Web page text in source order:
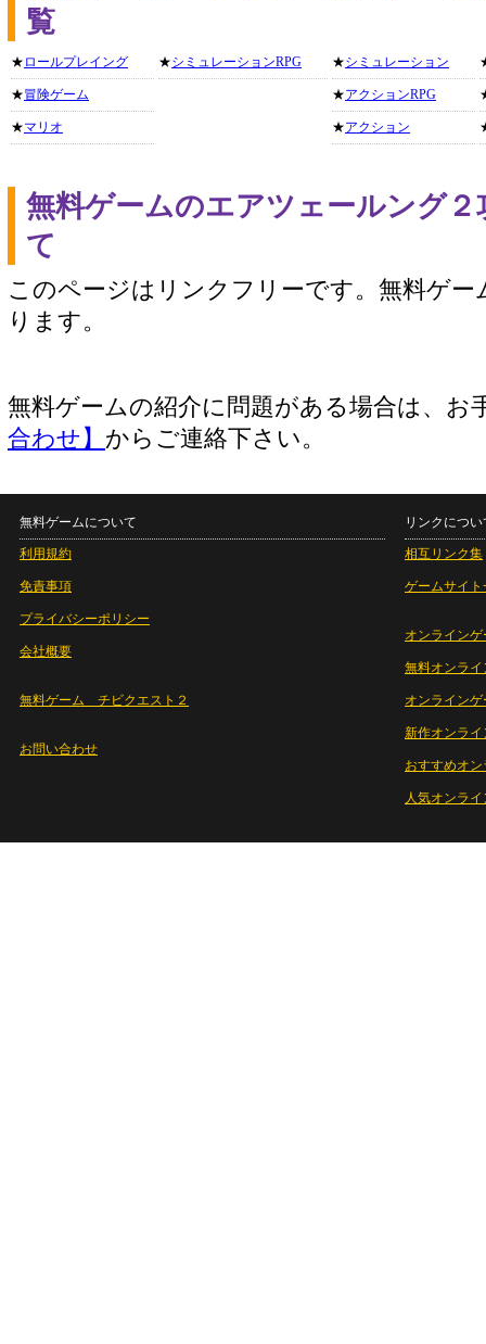
覧
★ ロールプレイング
★冒険ゲーム
★マリオ
★シミュレーションRPG ★シミュレーション
★アクションRPG
★アクション
無料ゲームのエアツェールング
て
このページはリンクフリーです。無料ゲー
ります。
無料ゲームの紹介に問題がある場合は、お
合わせ】 からご連絡下さい。
無料ゲームについて
利用規約
免責事項
プライバシーポリシー
会社概要
無料ゲーム チビクエスト２
お問い合わせ
リンクについ
相互リンク集
ゲームサイト
オンラインゲ
無料オンライ
オンライン
新作オンライ
おすすめオ
人気オンラ